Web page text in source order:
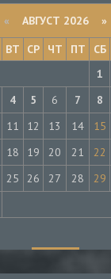
« АВГУСТ 2026 »
ВТ СР ЧТ ПТ СБ
1
4 5 6 7 8
11 12 13 14 15
18 19 20 21 22
25 26 27 28 29